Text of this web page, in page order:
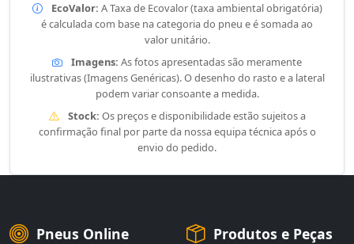
EcoValor: A Taxa de Ecovalor (taxa ambiental obrigatória)
é calculada com base na categoria do pneu e é somada ao
valor unitário.
Imagens: As fotos apresentadas são meramente
ilustrativas (Imagens Genéricas). O desenho do rasto e a lateral
podem variar consoante a medida.
Stock: Os preços e disponibilidade estão sujeitos a
confirmação final por parte da nossa equipa técnica após o
envio do pedido.
Pneus Online Produtos e Peças